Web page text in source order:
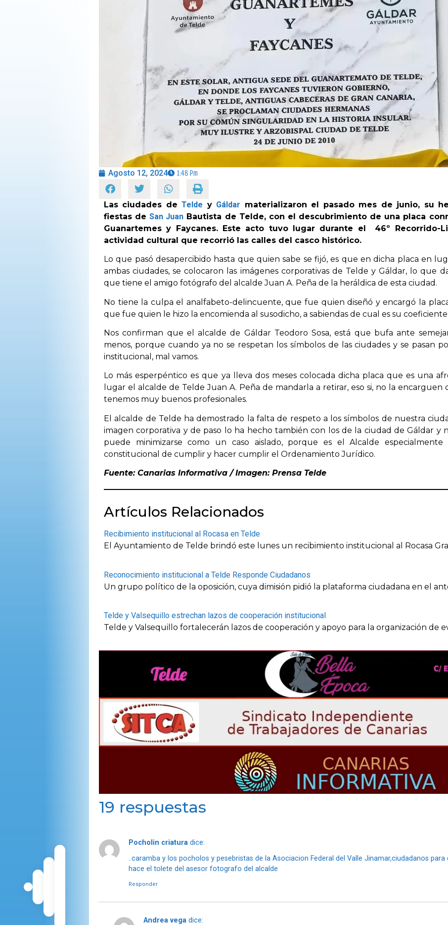
Agosto 12, 2024 1:48 Pm
Las ciudades deTelde y Gáldar materializaron el pasado mes de junio, su
fiestas deSan Juan Bautista de Telde, con el descubrimiento de una placa
Guanartemes y Faycanes. Este acto tuvo lugar durante el 46º Recorrido-
actividad cultural que recorrió las calles del casco histórico.
Lo que pasó desapercibido hasta que quien sabe se fijó, es que en dicha placa en
ambas ciudades, se colocaron las imágenes corporativas de Telde y Gáldar, lo que
que tiene el amigo fotógrafo del alcalde Juan A. Peña de la heráldica de esta ciudad.
No tiene la culpa el analfabeto-delincuente, que fue quien diseñó y encargó la
que fue quien le hizo la encomienda al susodicho, a sabiendas de cual es su
Nos confirman que el alcalde de Gáldar Teodoro Sosa, está que bufa ante
menos, porque cuando ya no se respetan los símbolos de las ciudades y se pasan
institucional, mal vamos.
Lo más esperpéntico es que ya lleva dos meses colocada dicha placa que es una
lugar el alcalde de Telde Juan A. Peña de mandarla a retirar, eso si, no la
tenemos muy buenos profesionales.
El alcalde de Telde ha demostrado la falta de respeto a los símbolos de nuestra
imagen corporativa y de paso lo ha hecho también con los de la ciudad de Gáldar y
puede minimizarse como un caso aislado, porque es el Alcalde
constitucional de cumplir y hacer cumplir el Ordenamiento Jurídico.
Fuente: Canarias Informativa / Imagen: Prensa Telde
Artículos Relacionados
Recibimiento institucional al Rocasa en Telde
El Ayuntamiento de Telde brindó este lunes un recibimiento institucional al Rocasa
Reconocimiento institucional a Telde Responde Ciudadanos
Un grupo político de la oposición, cuya dimisión pidió la plataforma ciudadana en el
Telde y Valsequillo estrechan lazos de cooperación institucional
Telde y Valsequillo fortalecerán lazos de cooperación y apoyo para la organización de
19 respuestas
Pocholin criatura dice:
..caramba y los pocholos y pesebristas de la Asociacion Federal del Valle Jinamar,ciudadanos
hace el tolete del asesor fotografo del alcalde
Responder
Andrea vega dice: